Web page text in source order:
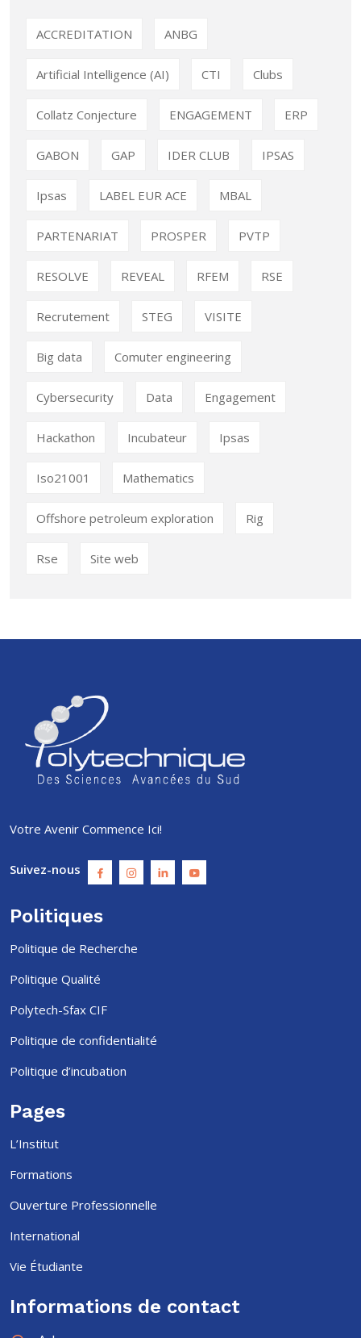
ACCREDITATION ANBG
Artificial Intelligence (AI) CTI Clubs
Collatz Conjecture ENGAGEMENT ERP
GABON GAP IDER CLUB IPSAS
Ipsas LABEL EUR ACE MBAL
PARTENARIAT PROSPER PVTP
RESOLVE REVEAL RFEM RSE
Recrutement STEG VISITE
Big data Comuter engineering
Cybersecurity Data Engagement
Hackathon Incubateur Ipsas
Iso21001 Mathematics
Offshore petroleum exploration Rig
Rse Site web
Votre Avenir Commence Ici!
Suivez-nous
Politiques
Politique de Recherche
Politique Qualité
Polytech-Sfax CIF
Politique de confidentialité
Politique d’incubation
Pages
L’Institut
Formations
Ouverture Professionnelle
International
Vie Étudiante
Informations de contact